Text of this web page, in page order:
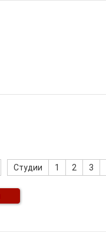
Студии 1 2 3